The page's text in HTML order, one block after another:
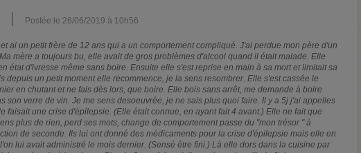
Postée le 26/06/2019 à 10h56
ai un petit frère de 12 ans qui a un comportement compliqué. J'ai perdue mon père d'un
mère a toujours bu, elle avait de gros problèmes d'alcool quand il était malade. Elle
état d'ivresse même sans boire. Ensuite elle s'est reprise en main à sa mort et limitait sa
depuis un petit moment elle recommence, je la sens resombrer. Elle s'est cassée le
en chutant et ne fais dès lors, que boire. Elle bois sans arrêt, me demande à boire
son verre de vin. Je me sens desoeuvrée, je ne sais plus quoi faire. Il y a 5j j'ai appelles
faisait une crise d'épilepsie. (Elle était connue, en ayant fait 4 avant.) Elle ne fait que
plus de rien, perd ses mots, change de comportement passe du "mon trésor " à
de seconde. Ils lui ont donné des médicaments pour la crise d'épilepsie mais elle en
lui avait administré le mois dernier. (Sensé être fini.) Là elle dors dans la cuisine par